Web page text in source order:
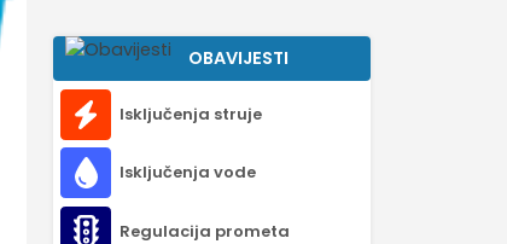
OBAVIJESTI
Isključenja struje
Isključenja vode
Regulacija prometa